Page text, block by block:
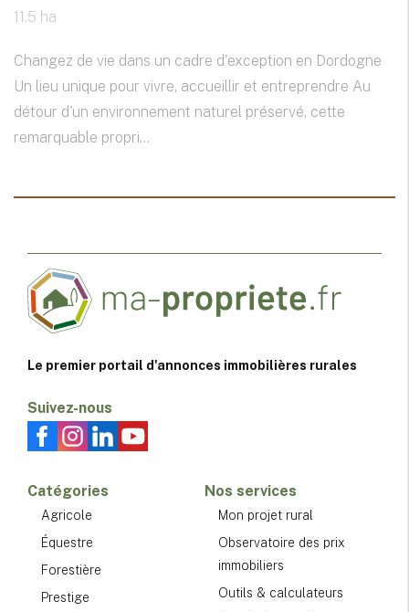
11.5 ha
Changez de vie dans un cadre d'exception en Dordogne
Un lieu unique pour vivre, accueillir et entreprendre Au
détour d'un environnement naturel préservé, cette
remarquable propri...
Le premier portail d'annonces immobilières rurales
Suivez-nous
Catégories
Agricole
Équestre
Forestière
Prestige
Nos services
Mon projet rural
Observatoire des prix
immobiliers
Outils & calculateurs